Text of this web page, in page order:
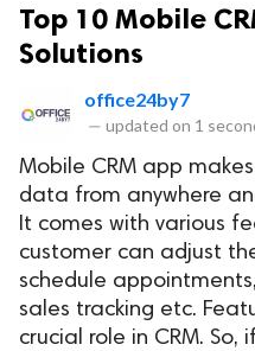
Top 10 Mobile
Solutions
office24by7
— updated on 1
Mobile CRM app
data from anywhere
It comes with various
customer can adjust
schedule
sales tracking etc.
crucial role in CRM.